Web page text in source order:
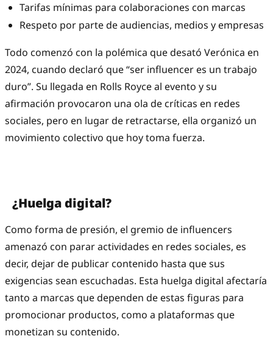
Tarifas mínimas para colaboraciones con marcas
Respeto por parte de audiencias, medios y empresas
Todo comenzó con la polémica que desató Verónica en
2024, cuando declaró que “ser influencer es un trabajo
duro”. Su llegada en Rolls Royce al evento y su
afirmación provocaron una ola de críticas en redes
sociales, pero en lugar de retractarse, ella organizó un
movimiento colectivo que hoy toma fuerza.
¿Huelga digital?
Como forma de presión, el gremio de influencers
amenazó con parar actividades en redes sociales, es
decir, dejar de publicar contenido hasta que sus
exigencias sean escuchadas. Esta huelga digital afectaría
tanto a marcas que dependen de estas figuras para
promocionar productos, como a plataformas que
monetizan su contenido.